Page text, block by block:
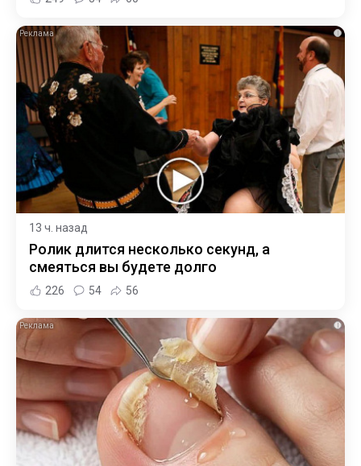
i
13 ч. назад
Ролик длится несколько секунд, а
смеяться вы будете долго
226 54 56
i